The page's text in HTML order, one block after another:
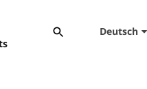
Deutsch